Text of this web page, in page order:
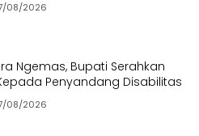
08/2026
Ngemas, Bupati Serahkan
Penyandang Disabilitas
08/2026